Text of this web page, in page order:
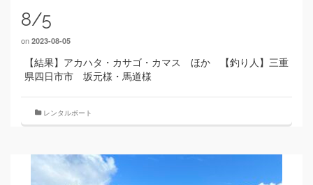
8/5
on 2023-08-05
【結果】アカハタ・カサゴ・カマス ほか 【釣り人】三重
県四日市市 坂元様・馬道様
レンタルボート